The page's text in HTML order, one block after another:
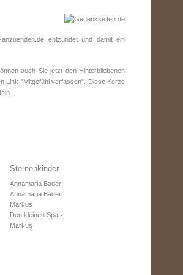
entzündet und damit ein
auch Sie jetzt den Hinterbliebenen
Link "Mitgefühl verfassen". Diese Kerze
Sternenkinder
Annamaria Bader
Annamaria Bader
Markus
Den kleinen Spatz
Markus